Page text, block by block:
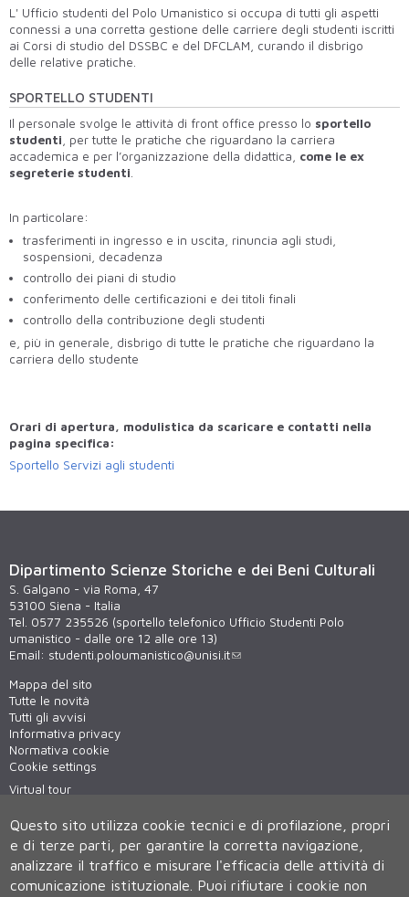
L' Ufficio studenti del Polo Umanistico si occupa di tutti gli aspetti
connessi a una corretta gestione delle carriere degli studenti iscritti
ai Corsi di studio del DSSBC e del DFCLAM, curando il disbrigo
delle relative pratiche.
SPORTELLO STUDENTI
Il personale svolge le attività di front office presso lo sportello
studenti , per tutte le pratiche che riguardano la carriera
accademica e per l’organizzazione della didattica, come le ex
segreterie studenti
In particolare:
trasferimenti in ingresso e in uscita, rinuncia agli studi,
sospensioni, decadenza
controllo dei piani di studio
conferimento delle certificazioni e dei titoli finali
controllo della contribuzione degli studenti
e, più in generale, disbrigo di tutte le pratiche che riguardano la
carriera dello studente
Orari di apertura, modulistica da scaricare e contatti nella
pagina specifica:
Sportello Servizi agli studenti
Dipartimento Scienze Storiche e dei Beni Culturali
S. Galgano - via Roma, 47
53100 Siena - Italia
Tel. 0577 235526 (sportello telefonico Ufficio Studenti Polo
umanistico - dalle ore 12 alle ore 13)
Email: studenti.poloumanistico@unisi.it
Mappa del sito
Tutte le novità
Tutti gli avvisi
Informativa privacy
Normativa cookie
Cookie settings
Virtual tour
Questo sito utilizza cookie tecnici e di profilazione, propri
e di terze parti, per garantire la corretta navigazione,
analizzare il traffico e misurare l'efficacia delle attività di
comunicazione istituzionale. Puoi rifiutare i cookie non